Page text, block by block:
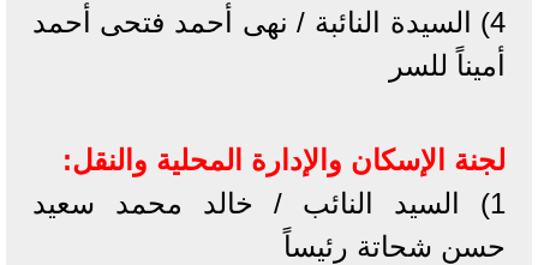
4) السيدة النائبة / نهى أحمد فتحى أحمد
أميناً للسر
لجنة الإسكان والإدارة المحلية والنقل:
1) السيد النائب / خالد محمد سعيد
حسن شحاتة رئيساً